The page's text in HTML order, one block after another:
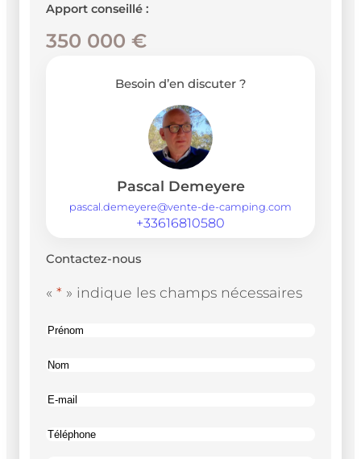
Apport conseillé :
350 000 €
Besoin d’en discuter ?
Pascal Demeyere
pascal.demeyere@vente-de-camping.com
+33616810580
Contactez-nous
«* » indique les champs nécessaires
Nom
Nom
E-
*
Téléphone